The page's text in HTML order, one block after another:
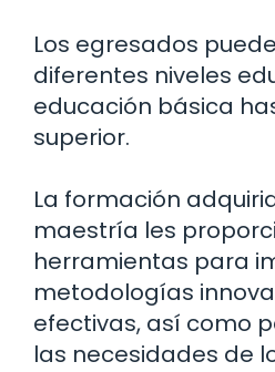
Los egresados
diferentes niveles
educación básica
superior.
La formación
maestría les
herramientas para
metodologías
efectivas, así como
las necesidades de